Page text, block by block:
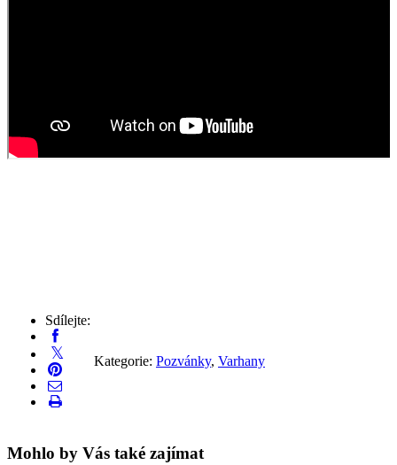
Sdílejte:
Kategorie: Pozvánky, Varhany
Mohlo by Vás také zajímat